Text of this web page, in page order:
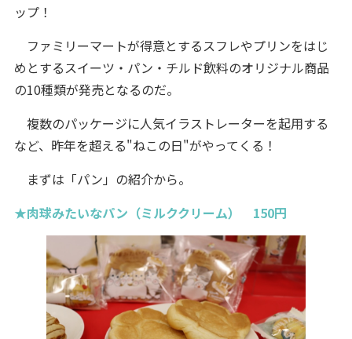
ップ！
ファミリーマートが得意とするスフレやプリンをはじ
めとするスイーツ・パン・チルド飲料のオリジナル商品
の10種類が発売となるのだ。
複数のパッケージに人気イラストレーターを起用する
など、昨年を超える"ねこの日"がやってくる！
まずは「パン」の紹介から。
★肉球みたいなパン（ミルククリーム） 150円